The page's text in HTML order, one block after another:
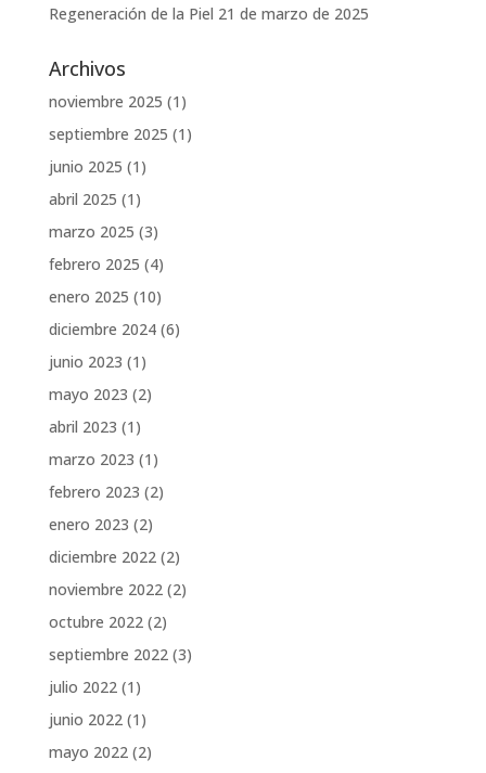
Regeneración de la Piel 21 de marzo de 2025
Archivos
noviembre 2025 (1)
septiembre 2025 (1)
junio 2025 (1)
abril 2025 (1)
marzo 2025 (3)
febrero 2025 (4)
enero 2025 (10)
diciembre 2024(6)
junio 2023 (1)
mayo 2023 (2)
abril 2023 (1)
marzo 2023 (1)
febrero 2023 (2)
enero 2023 (2)
diciembre 2022(2)
noviembre 2022(2)
octubre 2022(2)
septiembre 2022(3)
julio 2022(1)
junio 2022(1)
mayo 2022(2)